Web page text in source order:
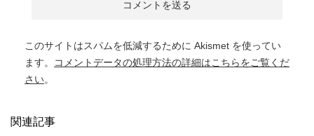
このサイトはスパムを低減するために Akismet を使ってい
ます。
コメントデータの処理方法の詳細はこちらをご覧くだ
さい。
関連記事